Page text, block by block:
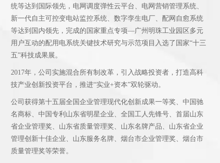
统等达到国际领先，电网调度弹性云平台、电网营销管理系统、
新一代自主可控变电站监控系统、数字孪生电厂、配网自愈系统
等达到国内领先，完成的国家重点专项—广州明珠工业园区多元
用户互动的配用电系统关键技术研究与示范项目入选了国家“十三
五”科技成果展。
2017年，公司实施混合所有制改革，引入战略投资者，打造高科
技产业创新投资平台，推进“实业+资本”双轮驱动。
公司获得第十五届全国企业管理现代化创新成果一等奖、中国驰
名商标、中国专利山东省明星企业、全国工人先锋号、首届山东
省企业管理奖、山东省质量管理奖、山东名牌产品、山东省企业
管理创新十佳企业、山东服务名牌、烟台市企业管理奖、烟台市
质量管理奖等荣誉。